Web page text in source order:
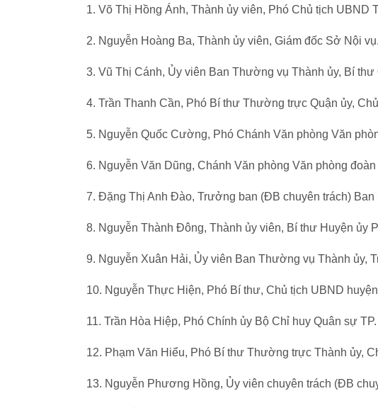
1. Võ Thị Hồng Ánh, Thành ủy viên, Phó Chủ tịch UBND
2. Nguyễn Hoàng Ba, Thành ủy viên, Giám đốc Sở Nội vụ.
3. Vũ Thị Cánh, Ủy viên Ban Thường vụ Thành ủy, Bí thư
4. Trần Thanh Cần, Phó Bí thư Thường trực Quận ủy,
5. Nguyễn Quốc Cường, Phó Chánh Văn phòng Văn
6. Nguyễn Văn Dũng, Chánh Văn phòng Văn phòng
7. Đặng Thị Anh Đào, Trưởng ban (ĐB chuyên trách)
8. Nguyễn Thành Đông, Thành ủy viên, Bí thư Huyện ủy
9. Nguyễn Xuân Hải, Ủy viên Ban Thường vụ Thành ủy,
10. Nguyễn Thực Hiện, Phó Bí thư, Chủ tịch UBND
11. Trần Hòa Hiệp, Phó Chính ủy Bộ Chỉ huy Quân sự
12. Phạm Văn Hiểu, Phó Bí thư Thường trực Thành ủy,
13. Nguyễn Phương Hồng, Ủy viên chuyên trách (ĐB